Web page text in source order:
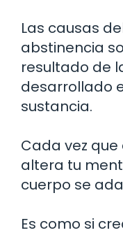
Las causas
abstinencia
resultado de
desarrollado
sustancia.
Cada vez
altera tu
cuerpo se
Es como si